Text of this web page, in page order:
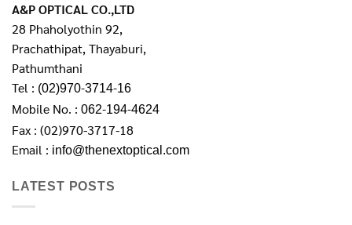
A&P OPTICAL CO.,LTD
28 Phaholyothin 92,
Prachathipat, Thayaburi,
Pathumthani
Tel : (02)970-3714-16
Mobile No. : 062-194-4624
Fax : (02)970-3717-18
Email : info@thenextoptical.com
LATEST POSTS